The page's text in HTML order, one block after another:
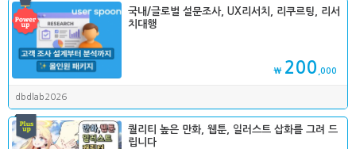
국내/글로벌 설문조사, UX리서치, 리쿠르팅, 리서
치대행
₩ 200 ,000
dbdlab2026
퀄리티 높은 만화, 웹툰, 일러스트 삽화를 그려 드
립니다